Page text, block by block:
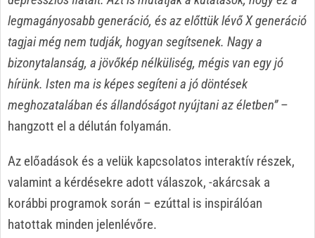
legmagányosabb generáció, és az előttük lévő X generáció
tagjai még nem tudják, hogyan segítsenek. Nagy a
bizonytalanság, a jövőkép nélküliség, mégis van egy jó
hírünk. Isten ma is képes segíteni a jó döntések
meghozatalában és állandóságot nyújtani az életben”–
hangzott el a délután folyamán.
Az előadások és a velük kapcsolatos interaktív részek,
valamint a kérdésekre adott válaszok, -akárcsak a
korábbi programok során – ezúttal is inspirálóan
hatottak minden jelenlévőre.